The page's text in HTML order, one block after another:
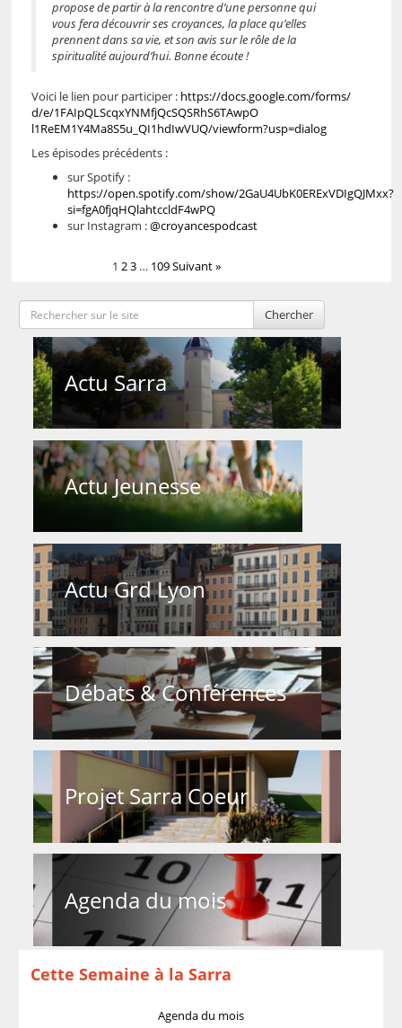
propose de partir à la rencontre d’une personne qui
vous fera découvrir ses croyances, la place qu’elles
prennent dans sa vie, et son avis sur le rôle de la
spiritualité aujourd’hui. Bonne écoute !
Voici le lien pour participer : https://docs.google.com/forms/
d/e/1FAIpQLScqxYNMfjQcSQSRhS6TAwpO
l1ReEM1Y4Ma8S5u_QI1hdIwVUQ/viewform?usp=dialog
Les épisodes précédents :
sur Spotify :
https://open.spotify.com/show/2GaU4UbK0ERExVDIgQJMxx?
si=fgA0fjqHQlahtccldF4wPQ
sur Instagram :@croyancespodcast
1 23 … 109Suivant »
Chercher
Actu Sarra
Actu Jeunesse
Actu Grd Lyon
Débats & Conférences
Projet Sarra Coeur
Agenda du mois
Cette Semaine à la Sarra
Agenda du mois